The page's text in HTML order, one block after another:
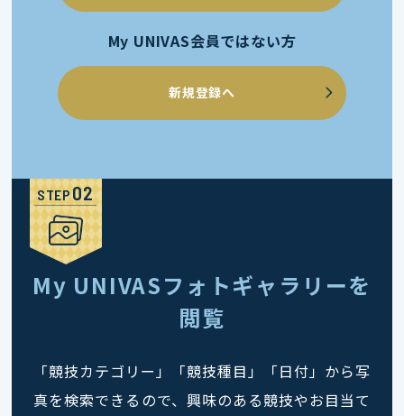
My UNIVAS会員ではない方
新規登録へ
STEP
My UNIVASフォトギャラリーを
閲覧
「競技カテゴリー」「競技種目」「日付」から写
真を検索できるので、興味のある競技やお目当て